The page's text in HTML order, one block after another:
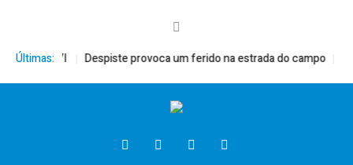
Últimas:
XVI Despiste provoca um ferido na estrada do campo